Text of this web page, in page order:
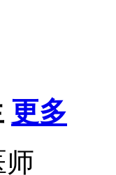
更多
师